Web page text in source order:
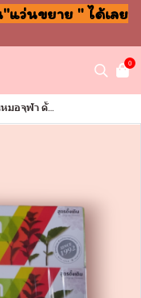
ว่นขยาย " ได้เลย
0
ดั้งเดิม 40กรัม โหล